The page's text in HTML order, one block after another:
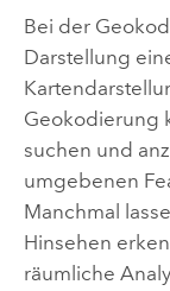
Bei der
Darstellung
Geokodierung
suchen und
umgebenen
Manchmal
Hinsehen
räumliche